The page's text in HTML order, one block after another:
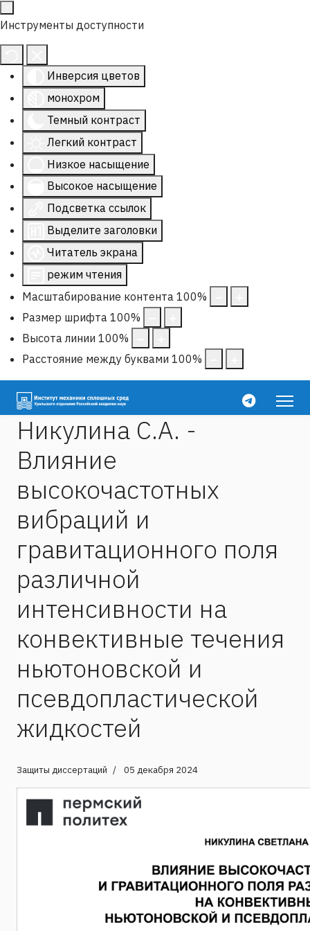
Инструменты доступности
Инверсия цветов
монохром
Темный контраст
Легкий контраст
Низкое насыщение
Высокое насыщение
Подсветка ссылок
Выделите заголовки
Читатель экрана
режим чтения
Масштабирование контента 100%
Размер шрифта 100%
Высота линии 100%
Расстояние между буквами 100%
Никулина С.А. -
Влияние
высокочастотных
вибраций и
гравитационного поля
различной
интенсивности на
конвективные течения
ньютоновской и
псевдопластической
жидкостей
Защиты диссертаций 05 декабря 2024